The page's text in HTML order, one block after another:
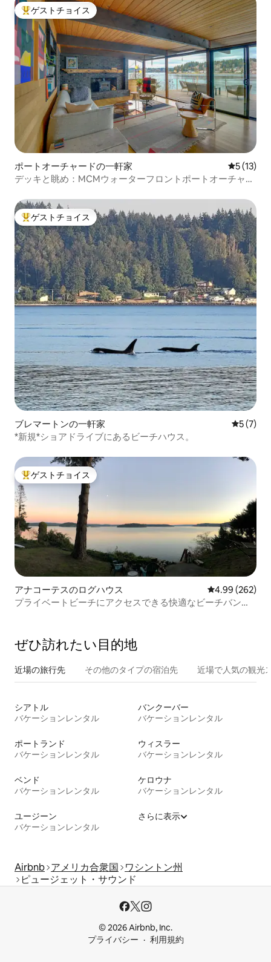
大好評のゲストチョイスです。
ゲストチョイス
ポートオーチャードの一軒家 レビュー
5 (13)
デッキと眺め：MCMウォーターフロントポートオーチャー
大好評のゲストチョイスです。
ゲストチョイス
ブレマートンの一軒家 レビュー
5 (7)
*新規*ショアドライブにあるビーチハウス。
大好評のゲストチョイスです。
ゲストチョイス
アナコーテスのログハウス レビュー262
4.99 (262)
プライベートビーチにアクセスできる快適なビーチバンガ
ぜひ訪⁠れ⁠た⁠い目⁠的⁠地
近場の旅行先 その他のタ⁠イ⁠プ⁠の宿⁠泊⁠先 近場で人気の観光
シアトル
バケーションレンタル
バンクーバー
バケーションレンタル
ポートランド
バケーションレンタル
ウィスラー
バケーションレンタル
ベンド
バケーションレンタル
ケロウナ
バケーションレンタル
ユージーン
バケーションレンタル
さらに表示
Airbnb アメリカ合衆国
ワシントン州
ピュージェット・サウンド
© 2026 Airbnb, Inc.
プライバシー
利用規約